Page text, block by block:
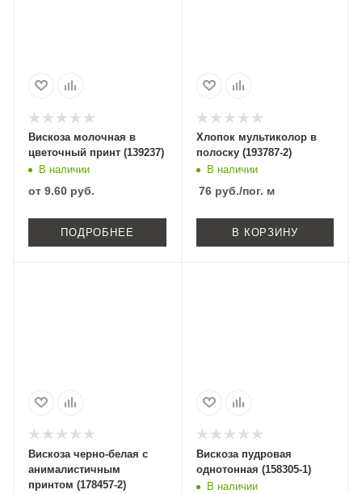
Вискоза молочная в
цветочный принт (139237)
В наличии
от 9.60 руб.
ПОДРОБНЕЕ
Хлопок мультиколор в
полоску (193787-2)
В наличии
76руб./пог. м
В КОРЗИНУ
Вискоза черно-белая с
анималистичным
принтом (178457-2)
Вискоза пудровая
однотонная (158305-1)
В наличии